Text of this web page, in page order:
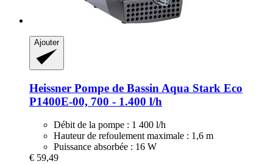
Ajouter
Heissner Pompe de Bassin Aqua Stark Eco
P1400E-​00, 700 -​ 1.400 l/h
Débit de la pompe : 1 400 l/h
Hauteur de refoulement maximale : 1,6 m
Puissance absorbée : 16 W
€ 59,49